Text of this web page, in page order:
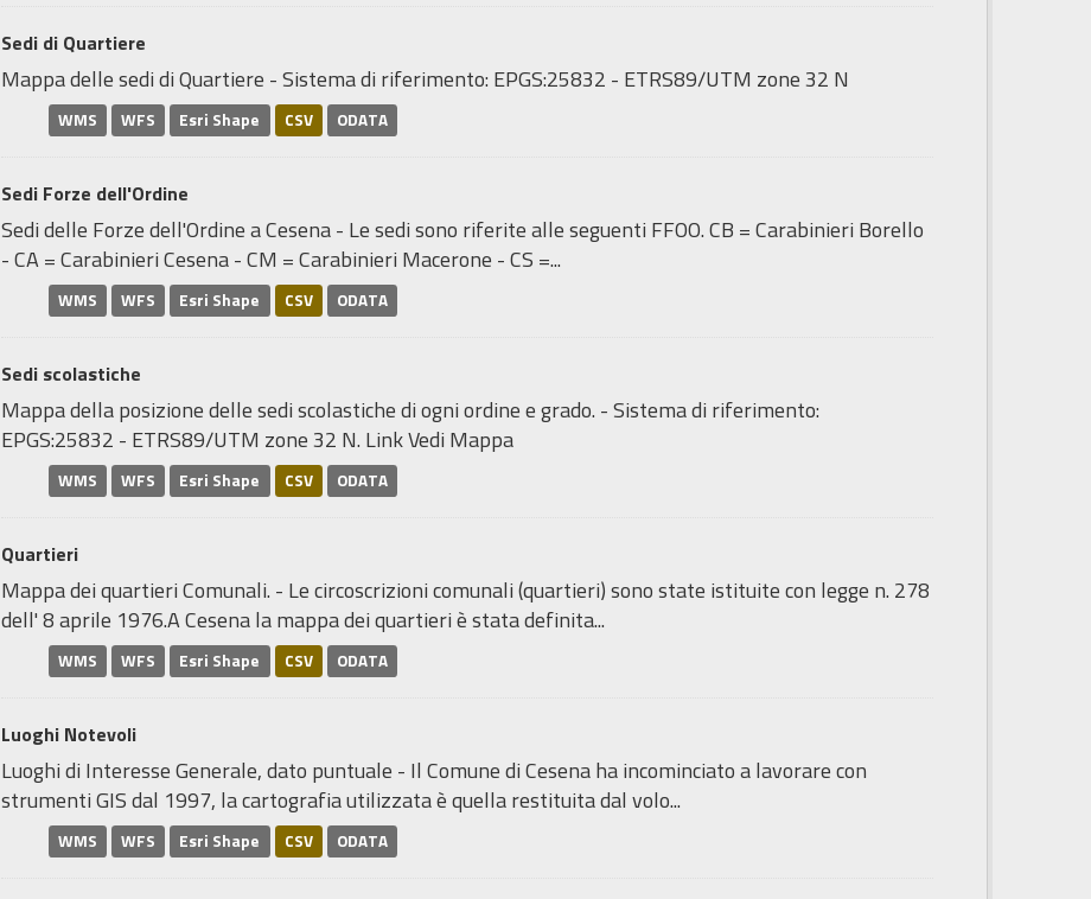
Sedi di Quartiere
Mappa delle sedi di Quartiere - Sistema di riferimento: EPGS:25832 - ETRS89/UTM zone 32 N
WMS WFS Esri Shape CSV ODATA
Sedi Forze dell'Ordine
Sedi delle Forze dell'Ordine a Cesena - Le sedi sono riferite alle seguenti FFOO. CB = Carabinieri Borello
- CA = Carabinieri Cesena - CM = Carabinieri Macerone - CS =...
WMS WFS Esri Shape CSV ODATA
Sedi scolastiche
Mappa della posizione delle sedi scolastiche di ogni ordine e grado. - Sistema di riferimento:
EPGS:25832 - ETRS89/UTM zone 32 N. Link Vedi Mappa
WMS WFS Esri Shape CSV ODATA
Quartieri
Mappa dei quartieri Comunali. - Le circoscrizioni comunali (quartieri) sono state istituite con legge n. 278
dell' 8 aprile 1976.A Cesena la mappa dei quartieri è stata definita...
WMS WFS Esri Shape CSV ODATA
Luoghi Notevoli
Luoghi di Interesse Generale, dato puntuale - Il Comune di Cesena ha incominciato a lavorare con
strumenti GIS dal 1997, la cartografia utilizzata è quella restituita dal volo...
WMS WFS Esri Shape CSV ODATA